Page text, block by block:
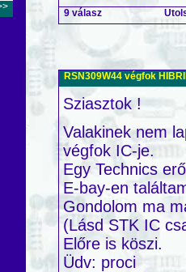
9 válasz
RSN309W44 végfok
Sziasztok !
Valakinek nem
végfok IC-je.
Egy Technics
E-bay-en
Gondolom ma
(Lásd STK IC
Előre is köszi.
Üdv: proci